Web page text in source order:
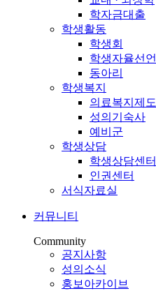
학자금대출
학생활동
학생회
학생자율선언
동아리
학생복지
의료복지제도
성의기숙사
예비군
학생상담
학생상담센터
인권센터
서식자료실
커뮤니티
Community
공지사항
성의소식
홍보아카이브